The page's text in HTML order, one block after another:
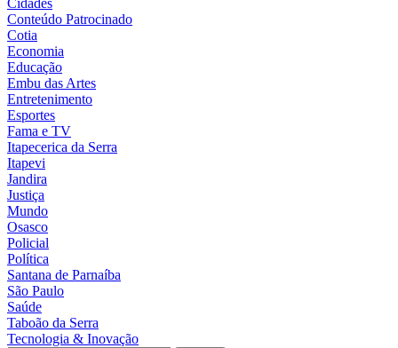
Cidades
Conteúdo Patrocinado
Cotia
Economia
Educação
Embu das Artes
Entretenimento
Esportes
Fama e TV
Itapecerica da Serra
Itapevi
Jandira
Justiça
Mundo
Osasco
Policial
Política
Santana de Parnaíba
São Paulo
Saúde
Taboão da Serra
Tecnologia & Inovação